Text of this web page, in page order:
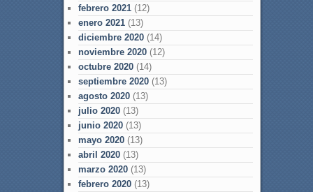
febrero 2021(12)
enero 2021(13)
diciembre 2020(14)
noviembre 2020(12)
octubre 2020(14)
septiembre 2020(13)
agosto 2020(13)
julio 2020(13)
junio 2020(13)
mayo 2020(13)
abril 2020(13)
marzo 2020(13)
febrero 2020(13)